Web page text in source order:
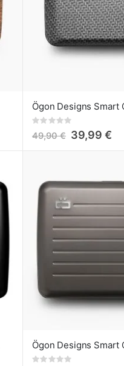
Rating:
49,90 € 39,99 €
Rating: